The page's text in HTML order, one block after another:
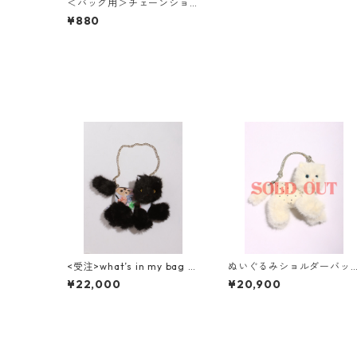
＜バッグ用＞チェーンショ
ルダー(80cm)
¥880
<受注>what’s in my bag ぬ
いぐるみショルダーバッグ(
NO,25 / small )
¥22,000
ぬいぐるみショルダーバッ
グ( NO,15 / small )
¥20,900